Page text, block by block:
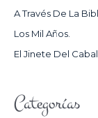
R
:
A Través De La
Los Mil Años.
El Jinete Del
Categorías